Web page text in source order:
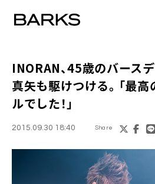
INORAN、45歳のバース
真矢も駆けつける。「最
ルでした！」
2015.09.30 18:40 Share